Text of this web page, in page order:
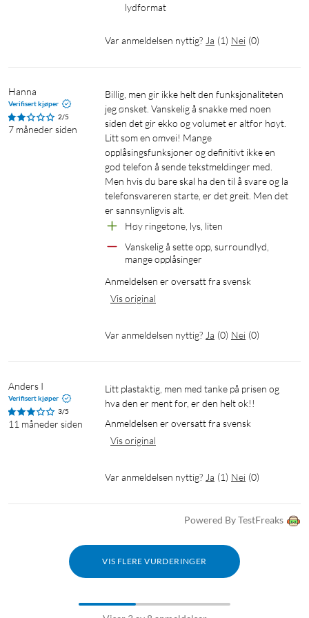
lydformat
Var anmeldelsen nyttig? Ja (1) Nei (0)
Hanna
Verifisert kjøper
2/5
7 måneder siden
Billig, men gir ikke helt den funksjonaliteten
jeg ønsket. Vanskelig å snakke med noen
siden det gir ekko og volumet er altfor høyt.
Litt som en omvei! Mange
opplåsingsfunksjoner og definitivt ikke en
god telefon å sende tekstmeldinger med.
Men hvis du bare skal ha den til å svare og la
telefonsvareren starte, er det greit. Men det
er sannsynligvis alt.
Høy ringetone, lys, liten
Vanskelig å sette opp, surroundlyd,
mange opplåsinger
Anmeldelsen er oversatt fra svensk
Vis original
Var anmeldelsen nyttig? Ja (0) Nei (0)
Anders I
Verifisert kjøper
3/5
11 måneder siden
Litt plastaktig, men med tanke på prisen og
hva den er ment for, er den helt ok!!
Anmeldelsen er oversatt fra svensk
Vis original
Var anmeldelsen nyttig? Ja (1) Nei (0)
Powered By TestFreaks
VIS FLERE VURDERINGER